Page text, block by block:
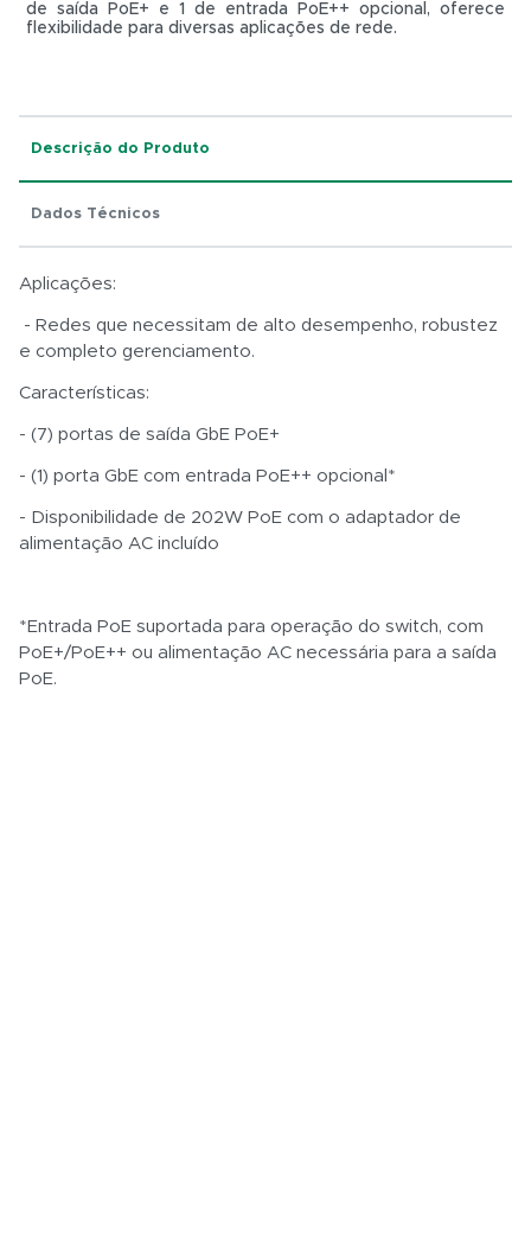
R$ 0,01
Total:
R$ 0,01
de saída PoE+ e 1 de entrada PoE++ opcional, oferece
flexibilidade para diversas aplicações de rede.
Descrição do Produto
Dados Técnicos
Aplicações:
- Redes que necessitam de alto desempenho, robustez
e completo gerenciamento.
Características:
- (7) portas de saída GbE PoE+
- (1) porta GbE com entrada PoE++ opcional*
- Disponibilidade de 202W PoE com o adaptador de
alimentação AC incluído
*Entrada PoE suportada para operação do switch, com
PoE+/PoE++ ou alimentação AC necessária para a saída
PoE.